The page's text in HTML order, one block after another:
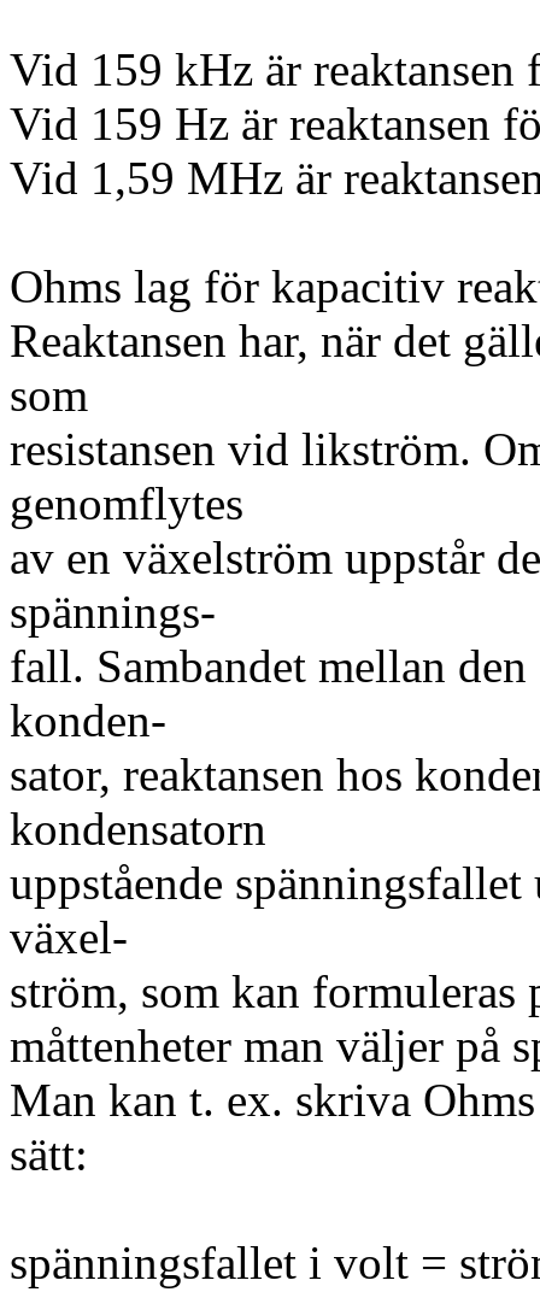
Vid 159 kHz är
Vid 159 Hz är reaktansen
Vid 1,59 MHz är
Ohms lag för kapacitiv
Reaktansen har, när det
som
resistansen vid likström.
genomflytes
av en växelström uppstår
spännings-
fall. Sambandet mellan
konden-
sator, reaktansen hos
kondensatorn
uppstående
växel-
ström, som kan formuleras
måttenheter man väljer på
Man kan t. ex. skriva
sätt:
spänningsfallet i volt =